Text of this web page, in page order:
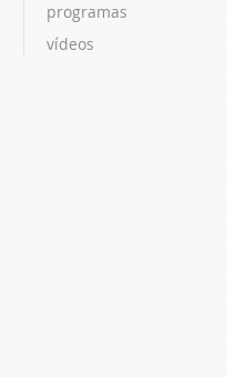
programas
vídeos